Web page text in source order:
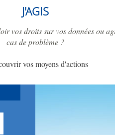
J'AGIS
vos droits sur vos données ou
cas de problème ?
vos moyens d'actions